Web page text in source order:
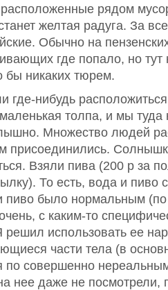
расположенные рядом
желтая радуга. За
Обычно на
где попало, но
бы никаких тюрем.
где-нибудь
толпа, и мы туда
Множество людей
присоединились.
Взяли пива (200 р за
То есть, вода и пиво
пиво было нормальным
с каким-то
решил использовать ее
части тела (в
по совершенно
нее даже не посмотрели,